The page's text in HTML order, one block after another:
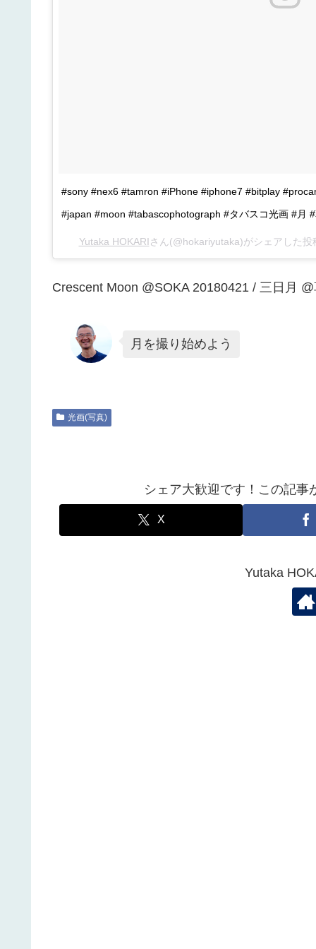
#sony #nex6 #tamron #iPhone #iphone7 #bitplay
#japan #moon #tabascophotograph #タバスコ光画 #月
Yutaka HOKARIさん(@hokariyutaka)がシェアした
Crescent Moon @SOKA 20180421 / 三日月
月を撮り始めよう
光画(写真)
シェア大歓迎です！この記事
X
Yutaka